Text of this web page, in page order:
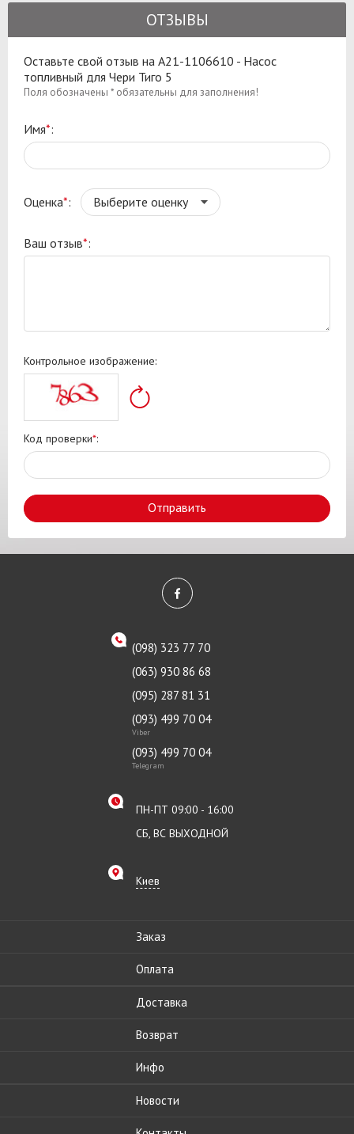
ОТЗЫВЫ
Оставьте свой отзыв на A21-1106610 - Насос
топливный для Чери Тиго 5
Поля обозначены * обязательны для заполнения!
Имя*:
Оценка*:
Ваш отзыв*:
Контрольное изображение:
Код проверки*:
Отправить
(098) 323 77 70
(063) 930 86 68
(095) 287 81 31
(093) 499 70 04
Viber
(093) 499 70 04
Telegram
ПН-ПТ 09:00 - 16:00
СБ, ВС ВЫХОДНОЙ
Киев
Заказ
Оплата
Доставка
Возврат
Инфо
Новости